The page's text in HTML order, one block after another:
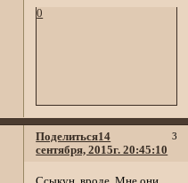
0
Поделиться 3
14
сентября, 2015г. 20:45:10